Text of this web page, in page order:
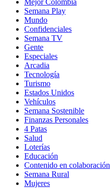
Semana Play
Mundo
Confidenciales
Semana TV
Gente
Especiales
Arcadia
Tecnología
Turismo
Estados Unidos
Vehículos
Semana Sostenible
Finanzas Personales
4 Patas
Salud
Loterías
Educación
Contenido en colaboración
Semana Rural
Mujeres